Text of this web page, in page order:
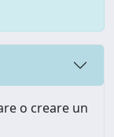
o creare un